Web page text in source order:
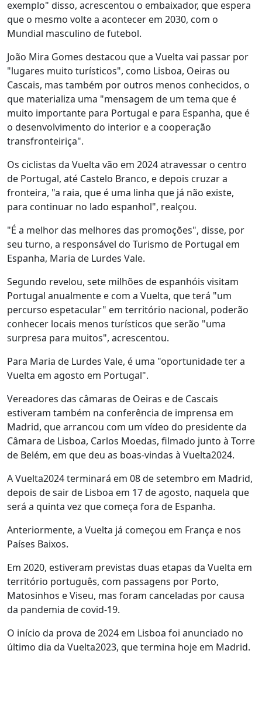
exemplo" disso, acrescentou o embaixador, que espera
que o mesmo volte a acontecer em 2030, com o
Mundial masculino de futebol.
João Mira Gomes destacou que a Vuelta vai passar por
"lugares muito turísticos", como Lisboa, Oeiras ou
Cascais, mas também por outros menos conhecidos, o
que materializa uma "mensagem de um tema que é
muito importante para Portugal e para Espanha, que é
o desenvolvimento do interior e a cooperação
transfronteiriça".
Os ciclistas da Vuelta vão em 2024 atravessar o centro
de Portugal, até Castelo Branco, e depois cruzar a
fronteira, "a raia, que é uma linha que já não existe,
para continuar no lado espanhol", realçou.
"É a melhor das melhores das promoções", disse, por
seu turno, a responsável do Turismo de Portugal em
Espanha, Maria de Lurdes Vale.
Segundo revelou, sete milhões de espanhóis visitam
Portugal anualmente e com a Vuelta, que terá "um
percurso espetacular" em território nacional, poderão
conhecer locais menos turísticos que serão "uma
surpresa para muitos", acrescentou.
Para Maria de Lurdes Vale, é uma "oportunidade ter a
Vuelta em agosto em Portugal".
Vereadores das câmaras de Oeiras e de Cascais
estiveram também na conferência de imprensa em
Madrid, que arrancou com um vídeo do presidente da
Câmara de Lisboa, Carlos Moedas, filmado junto à Torre
de Belém, em que deu as boas-vindas à Vuelta2024.
A Vuelta2024 terminará em 08 de setembro em Madrid,
depois de sair de Lisboa em 17 de agosto, naquela que
será a quinta vez que começa fora de Espanha.
Anteriormente, a Vuelta já começou em França e nos
Países Baixos.
Em 2020, estiveram previstas duas etapas da Vuelta em
território português, com passagens por Porto,
Matosinhos e Viseu, mas foram canceladas por causa
da pandemia de covid-19.
O início da prova de 2024 em Lisboa foi anunciado no
último dia da Vuelta2023, que termina hoje em Madrid.